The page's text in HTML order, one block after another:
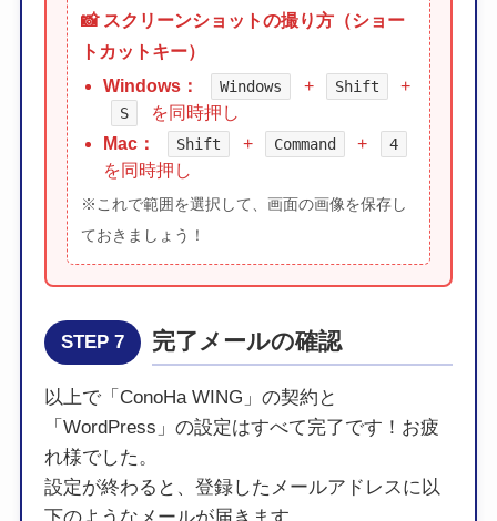
📸 スクリーンショットの撮り方（ショー
トカットキー）
Windows：
Windows + Shift +
S
を同時押し
Mac：
Shift + Command + 4
を同時押し
※これで範囲を選択して、画面の画像を保存し
ておきましょう！
STEP 7 完了メールの確認
以上で「ConoHa WING」の契約と
「WordPress」の設定はすべて完了です！お疲
れ様でした。
設定が終わると、登録したメールアドレスに以